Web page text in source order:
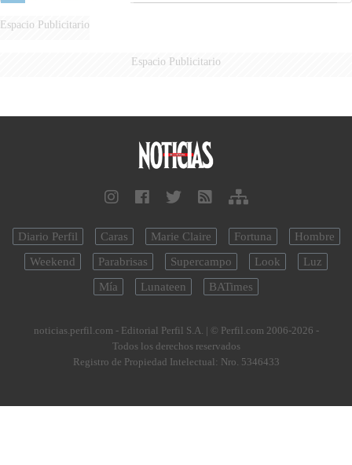
Espacio Publicitario
Espacio Publicitario
Diario Perfil Caras Marie Claire Fortuna
Hombre
Weekend
Parabrisas Supercampo Look
Luz
Mía
Lunateen BATimes
noticias.perfil.com - Editorial Perfil S.A. | © Perfil.com 2006-2026 -
Todos los derechos reservados
Registro de Propiedad Intelectual: Nro. 5346433